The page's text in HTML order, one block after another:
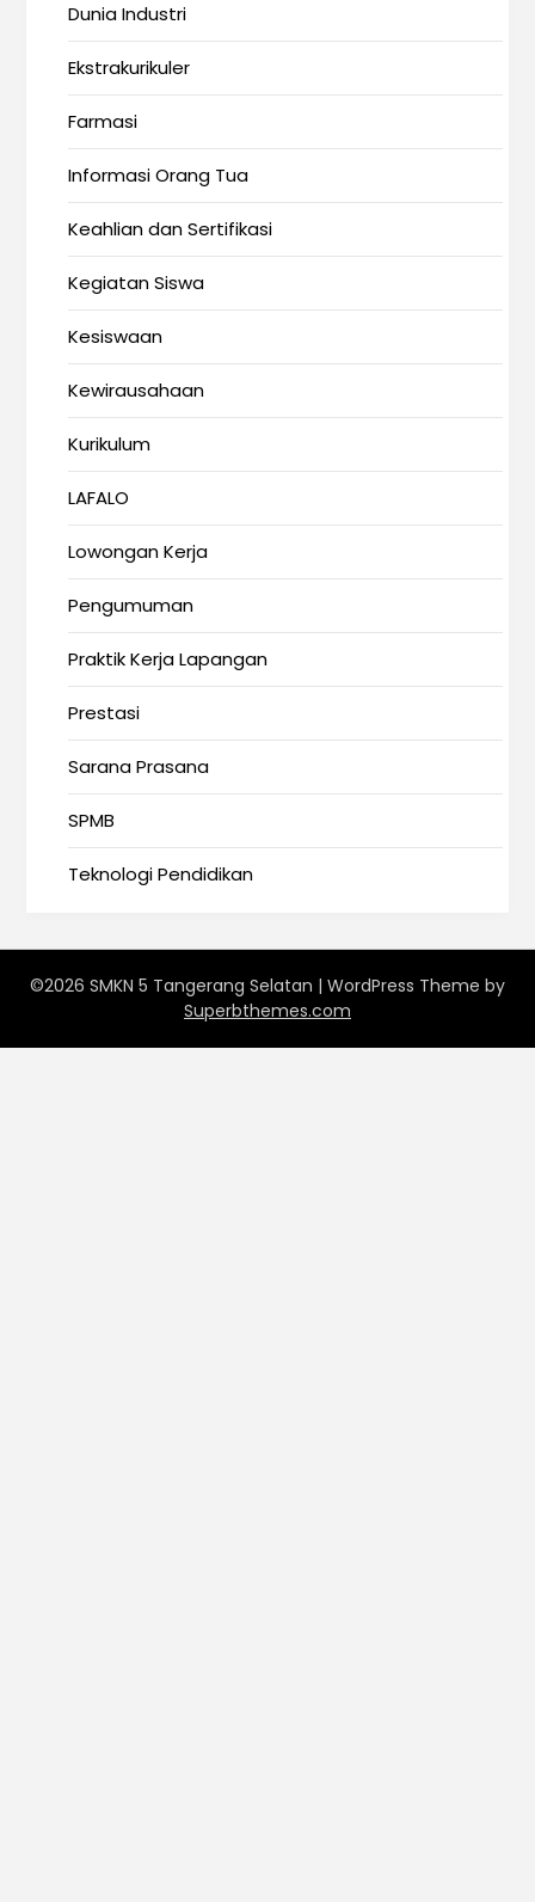
Dunia Industri
Ekstrakurikuler
Farmasi
Informasi Orang Tua
Keahlian dan Sertifikasi
Kegiatan Siswa
Kesiswaan
Kewirausahaan
Kurikulum
LAFALO
Lowongan Kerja
Pengumuman
Praktik Kerja Lapangan
Prestasi
Sarana Prasana
SPMB
Teknologi Pendidikan
©2026 SMKN 5 Tangerang Selatan | WordPress Theme by
Superbthemes.com